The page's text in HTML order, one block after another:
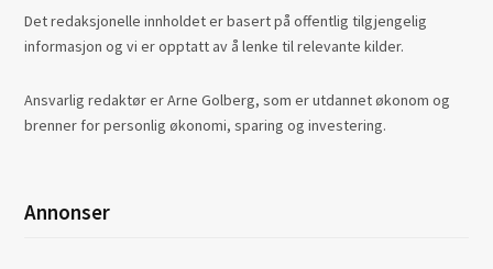
Det redaksjonelle innholdet er basert på offentlig tilgjengelig
informasjon og vi er opptatt av å lenke til relevante kilder.
Ansvarlig redaktør er Arne Golberg, som er utdannet økonom og
brenner for personlig økonomi, sparing og investering.
Annonser